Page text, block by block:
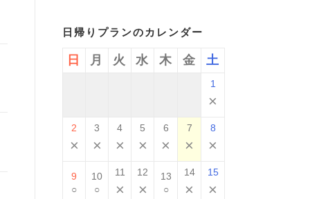
日帰りプランのカレンダー
日 月 火 水 木 金 土
1
×
2
×
3
×
4
×
5
×
6
×
7
×
8
×
9
○
10
○
11
×
12
×
13
○
14
×
15
×